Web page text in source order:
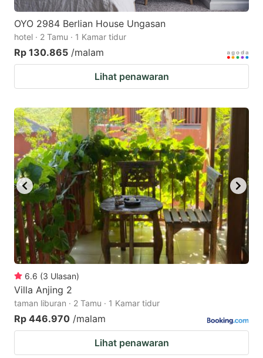
OYO 2984 Berlian House Ungasan
hotel · 2 Tamu · 1 Kamar tidur
Rp 130.865 /malam
Lihat penawaran
6.6 (3 Ulasan)
Villa Anjing 2
taman liburan · 2 Tamu · 1 Kamar tidur
Rp 446.970 /malam
Lihat penawaran